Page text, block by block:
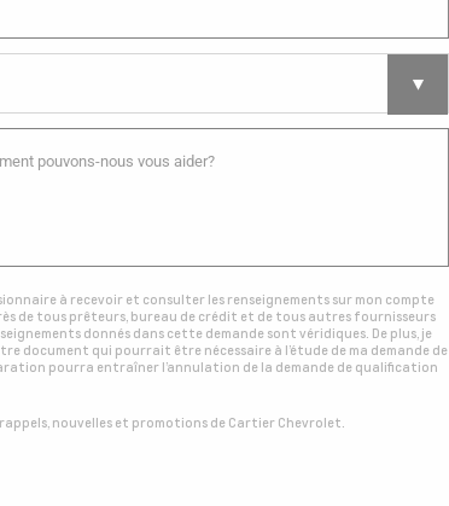
à recevoir et consulter les renseignements sur mon compte
de tous prêteurs, bureau de crédit et de tous autres fournisseurs
donnés dans cette demande sont véridiques. De plus, je
document qui pourrait être nécessaire à l’étude de ma demande de
pourra entraîner l’annulation de la demande de qualification
nouvelles et promotions de Cartier Chevrolet.